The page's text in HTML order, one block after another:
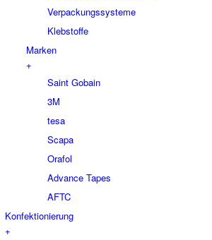
Verpackungssysteme
Klebstoffe
Marken
+
Saint Gobain
3M
tesa
Scapa
Orafol
Advance Tapes
AFTC
Konfektionierung
+